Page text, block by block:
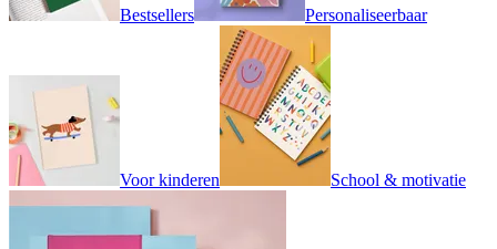
Bestsellers Personaliseerbaar
Voor kinderen School & motivatie